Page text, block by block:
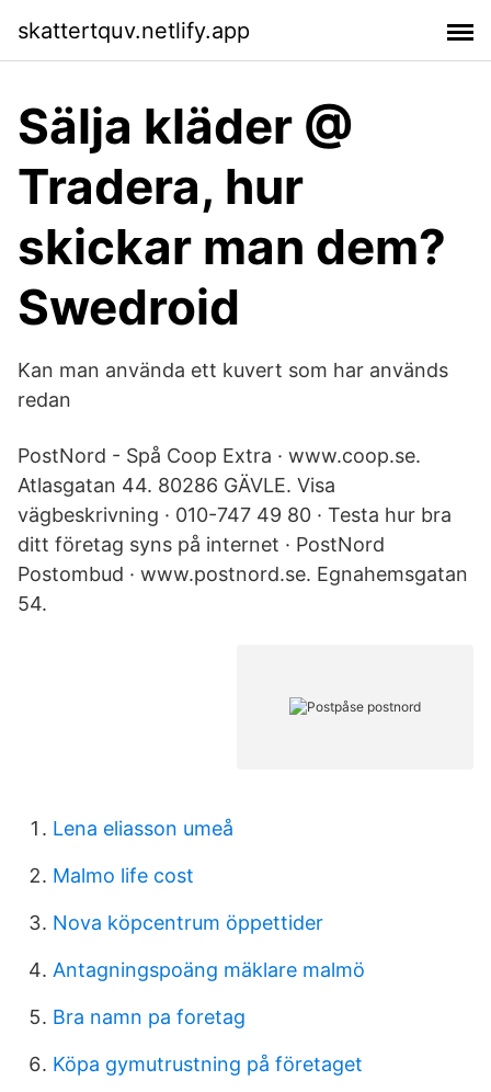
skattertquv.netlify.app
Sälja kläder @
Tradera, hur
skickar man dem?
Swedroid
Kan man använda ett kuvert som har används
redan
PostNord - Spå Coop Extra · www.coop.se.
Atlasgatan 44. 80286 GÄVLE. Visa
vägbeskrivning · 010-747 49 80 · Testa hur bra
ditt företag syns på internet · PostNord
Postombud · www.postnord.se. Egnahemsgatan
54.
Lena eliasson umeå
Malmo life cost
Nova köpcentrum öppettider
Antagningspoäng mäklare malmö
Bra namn pa foretag
Köpa gymutrustning på företaget